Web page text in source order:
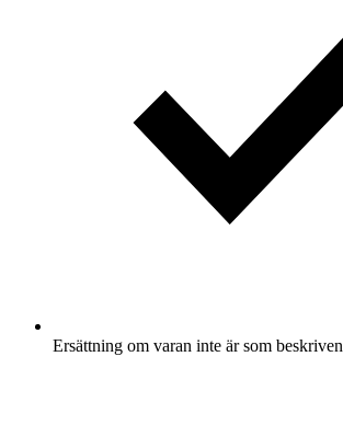
Ersättning om varan inte är som beskriven